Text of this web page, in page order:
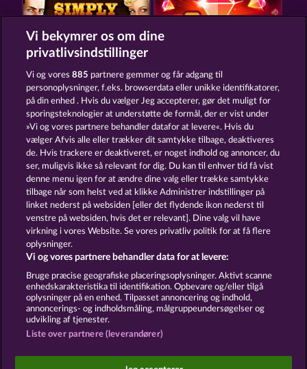
SUPER DUPER MOORHUHN EGYPTIAN MOON
Vilkår og betingelser Datasikkerhed
Kontakt
Indsend anmodning om tilbagetrækning
Sociale kasinospil har udelukkende et
Vi bekymrer os om dine
privatlivsindstillinger
Vi og vores885 partnere gemmer og får adgang til
personoplysninger, f.eks. browserdata eller unikke identifikatorer,
på din enhed . Hvis du vælger Jeg accepterer, gør det muligt for
sporingsteknologier at understøtte de formål, der er vist under
»Vi og vores partnere behandler datafor at levere«. Hvis du
vælger Afvis alle eller trækker dit samtykke tilbage, deaktiveres
de. Hvis trackere er deaktiveret, er noget indhold og annoncer, du
ser, muligvis ikke så relevant for dig. Du kan til enhver tid få vist
denne menu igen for at ændre dine valg eller trække samtykke
tilbage når som helst ved at klikke Administrer indstillinger på
linket nederst på websiden [eller det flydende ikon nederst til
venstre på websiden, hvis det er relevant]. Dine valg vil have
virkning i vores Website. Se vores privatliv politik for at få flere
oplysninger.
Vi og vores partnere behandler data for at levere:
Bruge præcise geografiske placeringsoplysninger. Aktivt scanne
enhedskarakteristika til identifikation. Opbevare og/eller tilgå
oplysninger på en enhed. Tilpasset annoncering og indhold,
annoncerings- og indholdsmåling, målgruppeundersøgelser og
udvikling af tjenester.
Liste over partnere (leverandører)